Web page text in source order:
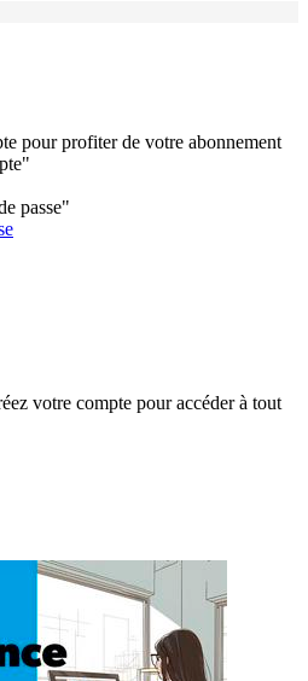
pour profiter de votre abonnement
passe"
votre compte pour accéder à tout